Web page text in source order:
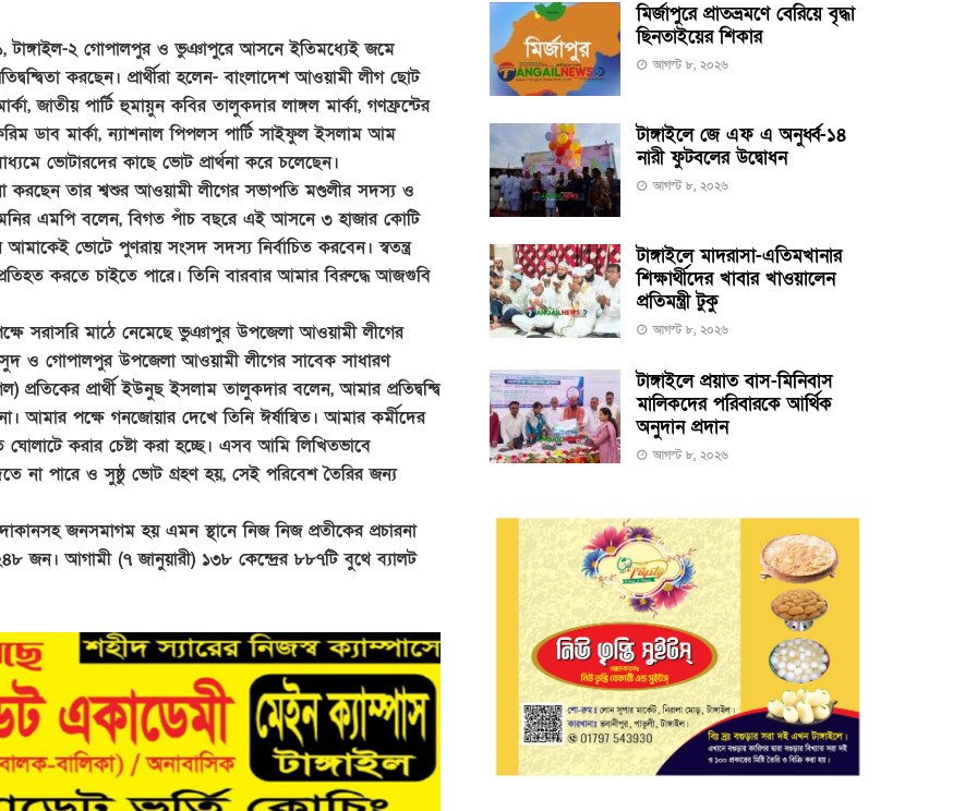
টাঙ্গাইল-২ গোপালপুর ও ভুঞাপুরে আসনে ইতিমধ্যেই জমে
করছেন। প্রার্থীরা হলেন- বাংলাদেশ আওয়ামী লীগ ছোট
জাতীয় পার্টি হুমায়ুন কবির তালুকদার লাঙ্গল মার্কা, গণফ্রন্টের
ডাব মার্কা, ন্যাশনাল পিপলস পার্টি সাইফুল ইসলাম আম
ভোটারদের কাছে ভোট প্রার্থনা করে চলেছেন।
তার শ্বশুর আওয়ামী লীগের সভাপতি মণ্ডলীর সদস্য ও
মনির এমপি বলেন, বিগত পাঁচ বছরে এই আসনে ৩ হাজার কোটি
ভোটে পুণরায় সংসদ সদস্য নির্বাচিত করবেন। স্বতন্ত্র
করতে চাইতে পারে। তিনি বারবার আমার বিরুদ্ধে আজগুবি
সরাসরি মাঠে নেমেছে ভুঞাপুর উপজেলা আওয়ামী লীগের
ও গোপালপুর উপজেলা আওয়ামী লীগের সাবেক সাধারণ
প্রার্থী ইউনুছ ইসলাম তালুকদার বলেন, আমার প্রতিদ্বন্দ্বি
আমার পক্ষে গনজোয়ার দেখে তিনি ঈর্ষান্বিত। আমার কর্মীদের
ঘোলাটে করার চেষ্টা করা হচ্ছে। এসব আমি লিখিতভাবে
না পারে ও সুষ্ঠু ভোট গ্রহণ হয়, সেই পরিবেশ তৈরির জন্য
জনসমাগম হয় এমন স্থানে নিজ নিজ প্রতীকের প্রচারনা
জন। আগামী (৭ জানুয়ারী) ১৩৮ কেন্দ্রের ৮৮৭টি বুথে ব্যালট
মির্জাপুরে প্রাতভ্রমণে বেরিয়ে বৃদ্ধা
ছিনতাইয়ের শিকার
আগস্ট ৮, ২০২৬
টাঙ্গাইলে জে এফ এ অনুর্ধ্ব-১৪
নারী ফুটবলের উদ্বোধন
আগস্ট ৮, ২০২৬
টাঙ্গাইলে মাদরাসা-এতিমখানার
শিক্ষার্থীদের খাবার খাওয়ালেন
প্রতিমন্ত্রী টুকু
আগস্ট ৮, ২০২৬
টাঙ্গাইলে প্রয়াত বাস-মিনিবাস
মালিকদের পরিবারকে আর্থিক
অনুদান প্রদান
আগস্ট ৮, ২০২৬